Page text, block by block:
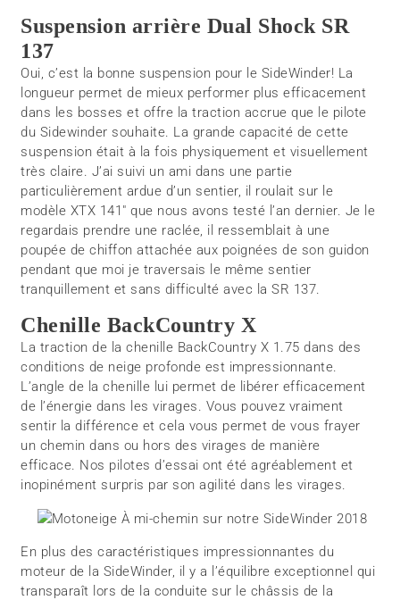
Suspension arrière Dual Shock SR
137
Oui, c’est la bonne suspension pour le SideWinder! La
longueur permet de mieux performer plus efficacement
dans les bosses et offre la traction accrue que le pilote
du Sidewinder souhaite. La grande capacité de cette
suspension était à la fois physiquement et visuellement
très claire. J’ai suivi un ami dans une partie
particulièrement ardue d’un sentier, il roulait sur le
modèle XTX 141" que nous avons testé l’an dernier. Je le
regardais prendre une raclée, il ressemblait à une
poupée de chiffon attachée aux poignées de son guidon
pendant que moi je traversais le même sentier
tranquillement et sans difficulté avec la SR 137.
Chenille BackCountry X
La traction de la chenille BackCountry X 1.75 dans des
conditions de neige profonde est impressionnante.
L’angle de la chenille lui permet de libérer efficacement
de l’énergie dans les virages. Vous pouvez vraiment
sentir la différence et cela vous permet de vous frayer
un chemin dans ou hors des virages de manière
efficace. Nos pilotes d’essai ont été agréablement et
inopinément surpris par son agilité dans les virages.
En plus des caractéristiques impressionnantes du
moteur de la SideWinder, il y a l’équilibre exceptionnel qui
transparaît lors de la conduite sur le châssis de la